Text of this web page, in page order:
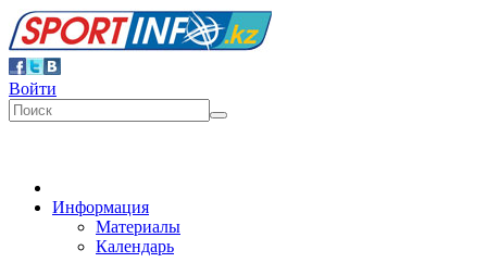
Войти
Информация
Материалы
Календарь